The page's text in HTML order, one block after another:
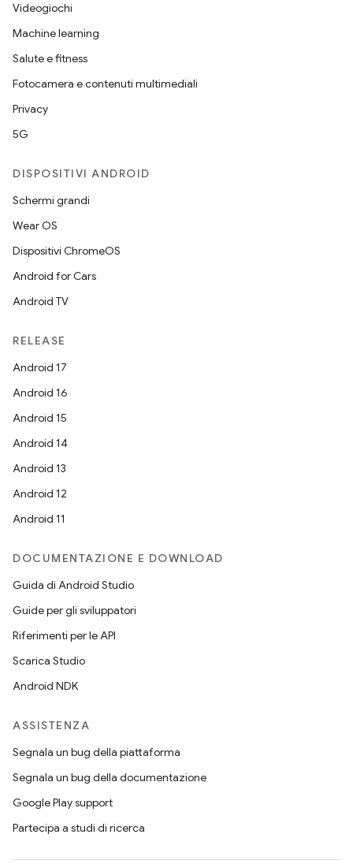
Videogiochi
Machine learning
Salute e fitness
Fotocamera e contenuti multimediali
Privacy
5G
DISPOSITIVI ANDROID
Schermi grandi
Wear OS
Dispositivi ChromeOS
Android for Cars
Android TV
RELEASE
Android 17
Android 16
Android 15
Android 14
Android 13
Android 12
Android 11
DOCUMENTAZIONE E DOWNLOAD
Guida di Android Studio
Guide per gli sviluppatori
Riferimenti per le API
Scarica Studio
Android NDK
ASSISTENZA
Segnala un bug della piattaforma
Segnala un bug della documentazione
Google Play support
Partecipa a studi di ricerca